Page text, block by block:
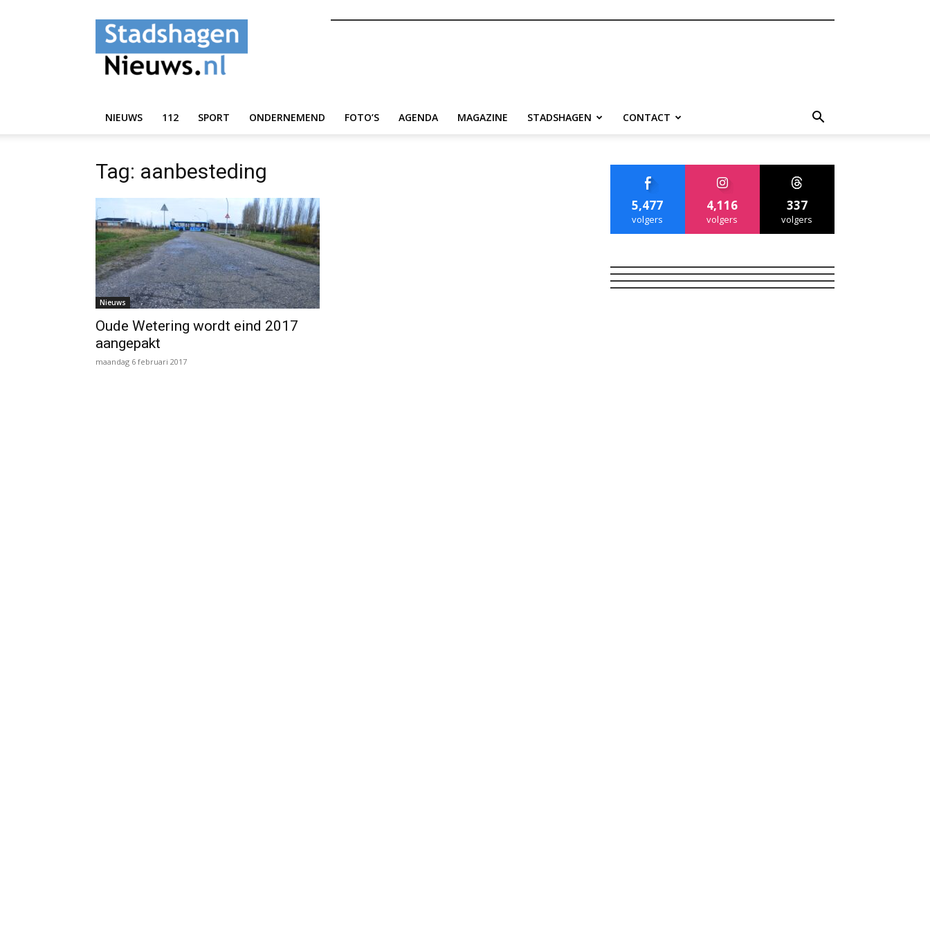
StadshagenNieuws.nl
NIEUWS 112 SPORT ONDERNEMEND FOTO’S AGENDA MAGAZINE STADSHAGEN CONTACT
Tag: aanbesteding
Nieuws
Oude Wetering wordt eind 2017
aangepakt
maandag 6 februari 2017
5,477
volgers
4,116
volgers
337
volgers